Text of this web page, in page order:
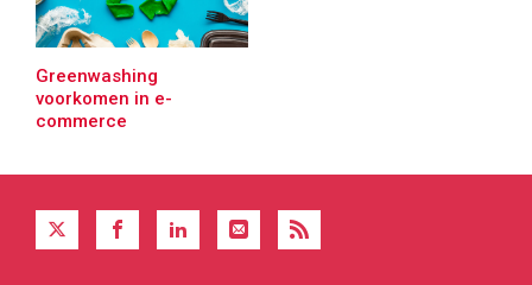
Greenwashing
voorkomen in e-
commerce